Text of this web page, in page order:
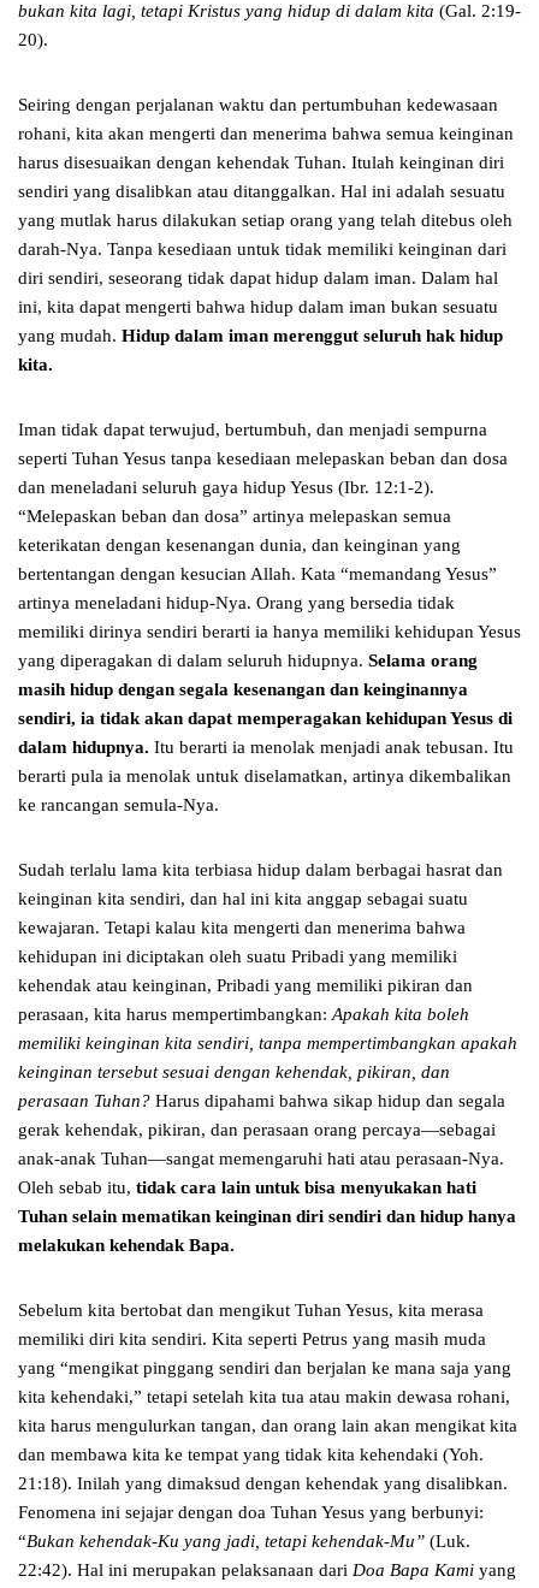
bukan kita lagi, tetapi Kristus yang hidup di dalam kita (Gal. 2:19-
20).
Seiring dengan perjalanan waktu dan pertumbuhan kedewasaan
rohani, kita akan mengerti dan menerima bahwa semua keinginan
harus disesuaikan dengan kehendak Tuhan. Itulah keinginan diri
sendiri yang disalibkan atau ditanggalkan. Hal ini adalah sesuatu
yang mutlak harus dilakukan setiap orang yang telah ditebus oleh
darah-Nya. Tanpa kesediaan untuk tidak memiliki keinginan dari
diri sendiri, seseorang tidak dapat hidup dalam iman. Dalam hal
ini, kita dapat mengerti bahwa hidup dalam iman bukan sesuatu
yang mudah. Hidup dalam iman merenggut seluruh hak hidup
kita.
Iman tidak dapat terwujud, bertumbuh, dan menjadi sempurna
seperti Tuhan Yesus tanpa kesediaan melepaskan beban dan dosa
dan meneladani seluruh gaya hidup Yesus (Ibr. 12:1-2).
“Melepaskan beban dan dosa” artinya melepaskan semua
keterikatan dengan kesenangan dunia, dan keinginan yang
bertentangan dengan kesucian Allah. Kata “memandang Yesus”
artinya meneladani hidup-Nya. Orang yang bersedia tidak
memiliki dirinya sendiri berarti ia hanya memiliki kehidupan Yesus
yang diperagakan di dalam seluruh hidupnya. Selama orang
masih hidup dengan segala kesenangan dan keinginannya
sendiri, ia tidak akan dapat memperagakan kehidupan Yesus di
dalam hidupnya. Itu berarti ia menolak menjadi anak tebusan. Itu
berarti pula ia menolak untuk diselamatkan, artinya dikembalikan
ke rancangan semula-Nya.
Sudah terlalu lama kita terbiasa hidup dalam berbagai hasrat dan
keinginan kita sendiri, dan hal ini kita anggap sebagai suatu
kewajaran. Tetapi kalau kita mengerti dan menerima bahwa
kehidupan ini diciptakan oleh suatu Pribadi yang memiliki
kehendak atau keinginan, Pribadi yang memiliki pikiran dan
perasaan, kita harus mempertimbangkan:Apakah kita boleh
memiliki keinginan kita sendiri, tanpa mempertimbangkan apakah
keinginan tersebut sesuai dengan kehendak, pikiran, dan
perasaan Tuhan? Harus dipahami bahwa sikap hidup dan segala
gerak kehendak, pikiran, dan perasaan orang percaya—sebagai
anak-anak Tuhan—sangat memengaruhi hati atau perasaan-Nya.
Oleh sebab itu, tidak cara lain untuk bisa menyukakan hati
Tuhan selain mematikan keinginan diri sendiri dan hidup hanya
melakukan kehendak Bapa.
Sebelum kita bertobat dan mengikut Tuhan Yesus, kita merasa
memiliki diri kita sendiri. Kita seperti Petrus yang masih muda
yang “mengikat pinggang sendiri dan berjalan ke mana saja yang
kita kehendaki,” tetapi setelah kita tua atau makin dewasa rohani,
kita harus mengulurkan tangan, dan orang lain akan mengikat kita
dan membawa kita ke tempat yang tidak kita kehendaki (Yoh.
21:18). Inilah yang dimaksud dengan kehendak yang disalibkan.
Fenomena ini sejajar dengan doa Tuhan Yesus yang berbunyi:
“Bukan kehendak-Ku yang jadi, tetapi kehendak-Mu” (Luk.
22:42). Hal ini merupakan pelaksanaan dari Doa Bapa Kami yang